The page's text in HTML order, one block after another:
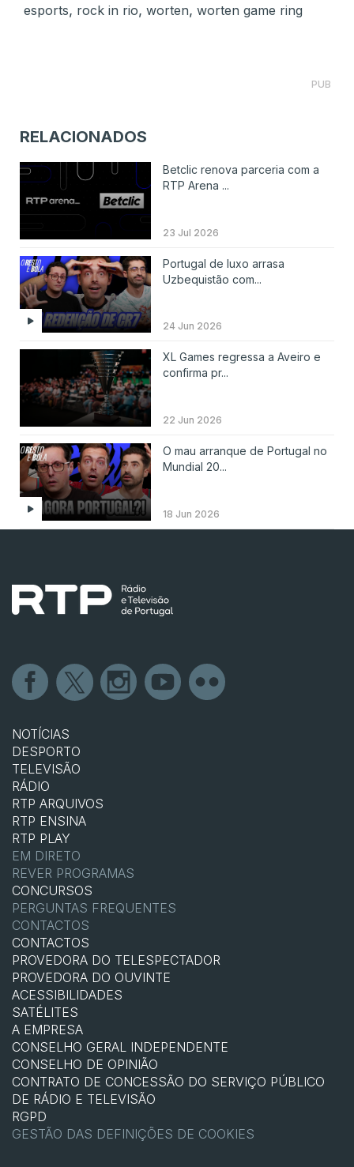
esports, rock in rio, worten, worten game ring
PUB
RELACIONADOS
Betclic renova parceria com a
RTP Arena ...
23 Jul 2026
Portugal de luxo arrasa
Uzbequistão com...
24 Jun 2026
XL Games regressa a Aveiro e
confirma pr...
22 Jun 2026
O mau arranque de Portugal no
Mundial 20...
18 Jun 2026
NOTÍCIAS
DESPORTO
TELEVISÃO
RÁDIO
RTP ARQUIVOS
RTP ENSINA
RTP PLAY
EM DIRETO
REVER PROGRAMAS
CONCURSOS
PERGUNTAS FREQUENTES
CONTACTOS
CONTACTOS
PROVEDORA DO TELESPECTADOR
PROVEDORA DO OUVINTE
ACESSIBILIDADES
SATÉLITES
A EMPRESA
CONSELHO GERAL INDEPENDENTE
CONSELHO DE OPINIÃO
CONTRATO DE CONCESSÃO DO SERVIÇO PÚBLICO
DE RÁDIO E TELEVISÃO
RGPD
GESTÃO DAS DEFINIÇÕES DE COOKIES